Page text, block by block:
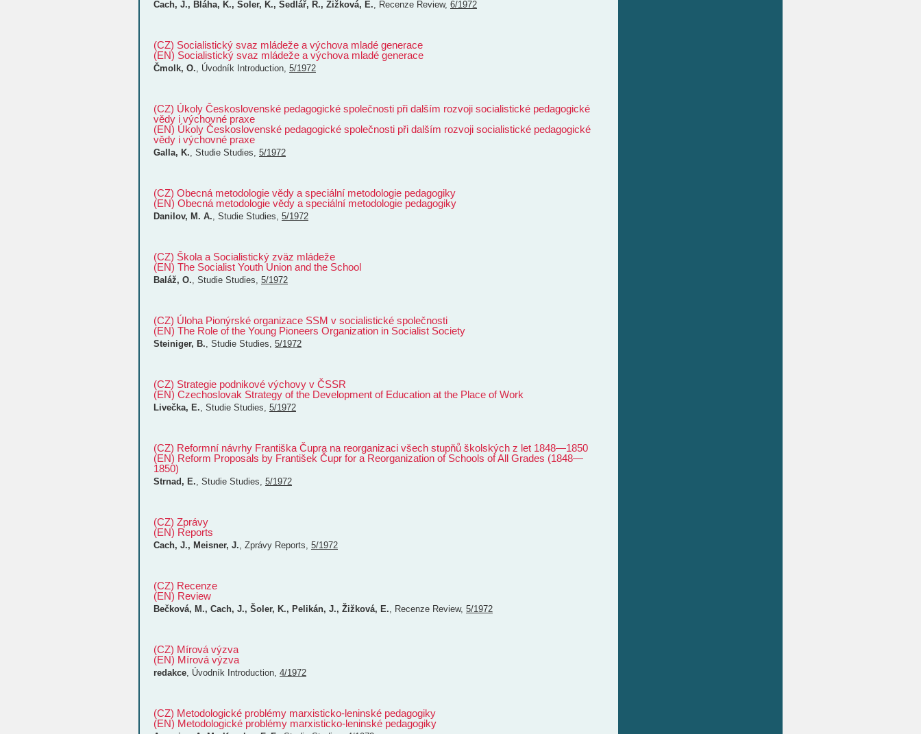
Cach, J., Bláha, K., Šoler, K., Sedlář, R., Žižková, E., Recenze Review, 6/1972
(CZ) Socialistický svaz mládeže a výchova mladé generace
(EN) Socialistický svaz mládeže a výchova mladé generace
Čmolk, O., Úvodník Introduction, 5/1972
(CZ) Úkoly Československé pedagogické společnosti při dalším rozvoji socialistické pedagogické
vědy i výchovné praxe
(EN) Úkoly Československé pedagogické společnosti při dalším rozvoji socialistické pedagogické
vědy i výchovné praxe
Galla, K., Studie Studies, 5/1972
(CZ) Obecná metodologie vědy a speciální metodologie pedagogiky
(EN) Obecná metodologie vědy a speciální metodologie pedagogiky
Danilov, M. A., Studie Studies, 5/1972
(CZ) Škola a Socialistický zväz mládeže
(EN) The Socialist Youth Union and the School
Baláž, O., Studie Studies, 5/1972
(CZ) Úloha Pionýrské organizace SSM v socialistické společnosti
(EN) The Role of the Young Pioneers Organization in Socialist Society
Steiniger, B., Studie Studies, 5/1972
(CZ) Strategie podnikové výchovy v ČSSR
(EN) Czechoslovak Strategy of the Development of Education at the Place of Work
Livečka, E., Studie Studies, 5/1972
(CZ) Reformní návrhy Františka Čupra na reorganizaci všech stupňů školských z let 1848—1850
(EN) Reform Proposals by František Čupr for a Reorganization of Schools of All Grades (1848—
1850)
Strnad, E., Studie Studies, 5/1972
(CZ) Zprávy
(EN) Reports
Cach, J., Meisner, J., Zprávy Reports, 5/1972
(CZ) Recenze
(EN) Review
Bečková, M., Cach, J., Šoler, K., Pelikán, J., Žižková, E., Recenze Review, 5/1972
(CZ) Mírová výzva
(EN) Mírová výzva
redakce, Úvodník Introduction, 4/1972
(CZ) Metodologické problémy marxisticko-leninské pedagogiky
(EN) Metodologické problémy marxisticko-leninské pedagogiky